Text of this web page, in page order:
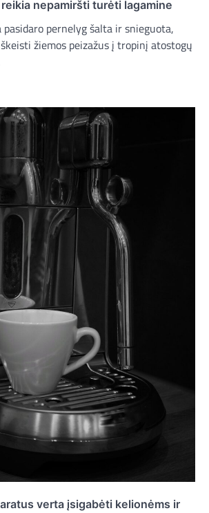
nepamiršti turėti lagamine
pasidaro pernelyg šalta ir snieguota,
žiemos peizažus į tropinį atostogų
verta įsigabėti kelionėms ir